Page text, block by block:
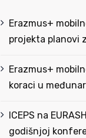
Erazmus+
projekta planovi
Erazmus+
koraci u
ICEPS na
godišnjoj